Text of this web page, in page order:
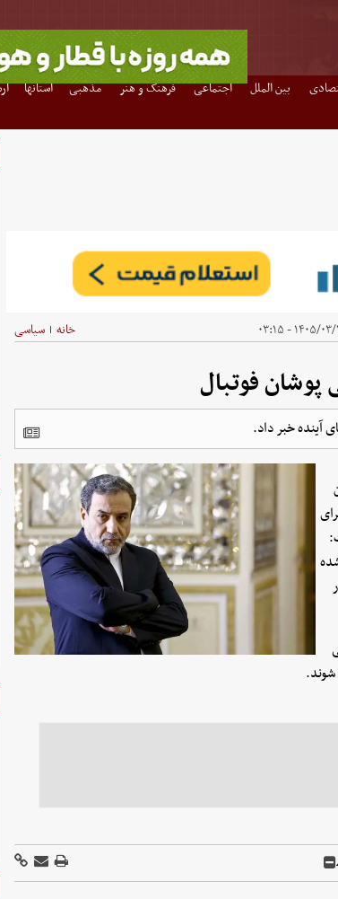
بین الملل اجتماعی فرهنگ و هنر مذهبی استانها
۰۳/۱۱ - ۰۳:۱۵ خانه | سیاسی
پوشان فوتبال
آینده خبر داد.